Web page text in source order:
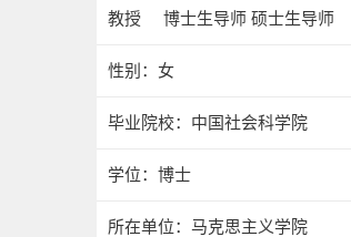
教授 博士生导师 硕士生导师
性别：女
毕业院校：中国社会科学院
学位：博士
所在单位：马克思主义学院